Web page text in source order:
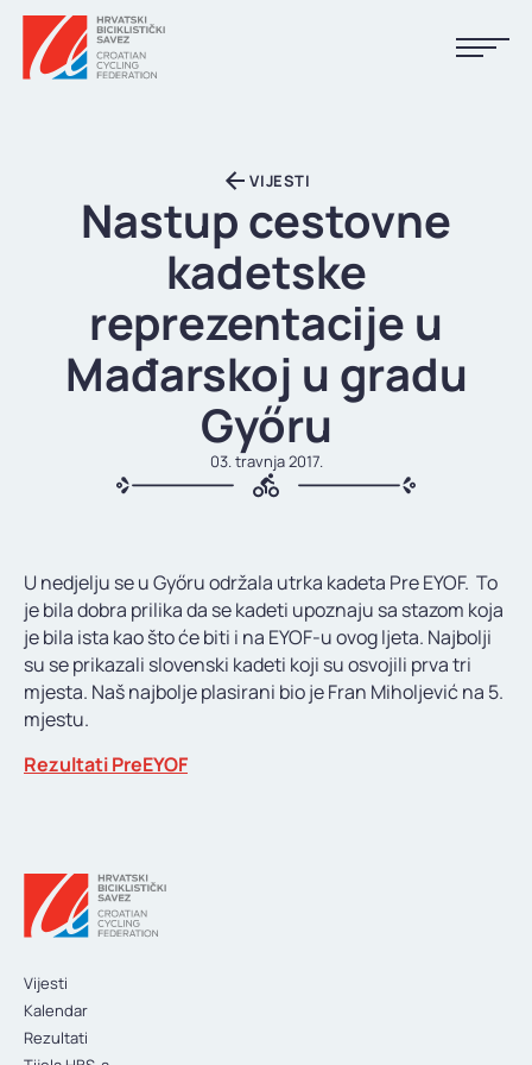
KALENDAR
KLUBOVI
TIJELA HBS-A
VIJESTI
Nastup cestovne
kadetske
reprezentacije u
Mađarskoj u gradu
Győru
03. travnja 2017.
U nedjelju se u Győru održala utrka kadeta Pre EYOF. To
je bila dobra prilika da se kadeti upoznaju sa stazom koja
je bila ista kao što će biti i na EYOF-u ovog ljeta. Najbolji
su se prikazali slovenski kadeti koji su osvojili prva tri
mjesta. Naš najbolje plasirani bio je Fran Miholjević na 5.
mjestu.
Rezultati PreEYOF
Vijesti
Kalendar
Rezultati